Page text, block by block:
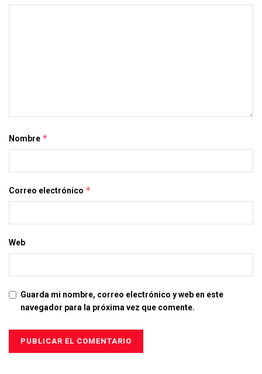
Nombre *
Correo electrónico *
Web
Guarda mi nombre, correo electrónico y web en este
navegador para la próxima vez que comente.